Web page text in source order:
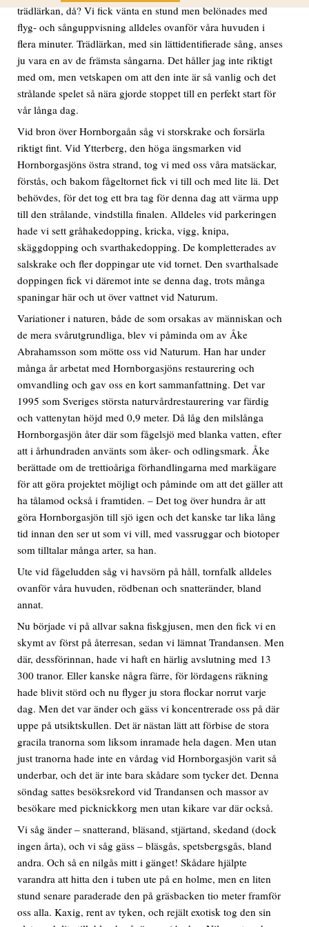
trädlärkan, då? Vi fick vänta en stund men belönades med
flyg- och sånguppvisning alldeles ovanför våra huvuden i
flera minuter. Trädlärkan, med sin lättidentifierade sång, anses
ju vara en av de främsta sångarna. Det håller jag inte riktigt
med om, men vetskapen om att den inte är så vanlig och det
strålande spelet så nära gjorde stoppet till en perfekt start för
vår långa dag.
Vid bron över Hornborgaån såg vi storskrake och forsärla
riktigt fint. Vid Ytterberg, den höga ängsmarken vid
Hornborgasjöns östra strand, tog vi med oss våra matsäckar,
förstås, och bakom fågeltornet fick vi till och med lite lä. Det
behövdes, för det tog ett bra tag för denna dag att värma upp
till den strålande, vindstilla finalen. Alldeles vid parkeringen
hade vi sett gråhakedopping, kricka, vigg, knipa,
skäggdopping och svarthakedopping. De kompletterades av
salskrake och fler doppingar ute vid tornet. Den svarthalsade
doppingen fick vi däremot inte se denna dag, trots många
spaningar här och ut över vattnet vid Naturum.
Variationer i naturen, både de som orsakas av människan och
de mera svårutgrundliga, blev vi påminda om av Åke
Abrahamsson som mötte oss vid Naturum. Han har under
många år arbetat med Hornborgasjöns restaurering och
omvandling och gav oss en kort sammanfattning. Det var
1995 som Sveriges största naturvårdrestaurering var färdig
och vattenytan höjd med 0,9 meter. Då låg den milslånga
Hornborgasjön åter där som fågelsjö med blanka vatten, efter
att i århundraden använts som åker- och odlingsmark. Åke
berättade om de trettioåriga förhandlingarna med markägare
för att göra projektet möjligt och påminde om att det gäller att
ha tålamod också i framtiden. – Det tog över hundra år att
göra Hornborgasjön till sjö igen och det kanske tar lika lång
tid innan den ser ut som vi vill, med vassruggar och biotoper
som tilltalar många arter, sa han.
Ute vid fågeludden såg vi havsörn på håll, tornfalk alldeles
ovanför våra huvuden, rödbenan och snatteränder, bland
annat.
Nu började vi på allvar sakna fiskgjusen, men den fick vi en
skymt av först på återresan, sedan vi lämnat Trandansen. Men
där, dessförinnan, hade vi haft en härlig avslutning med 13
300 tranor. Eller kanske några färre, för lördagens räkning
hade blivit störd och nu flyger ju stora flockar norrut varje
dag. Men det var änder och gäss vi koncentrerade oss på där
uppe på utsiktskullen. Det är nästan lätt att förbise de stora
gracila tranorna som liksom inramade hela dagen. Men utan
just tranorna hade inte en vårdag vid Hornborgasjön varit så
underbar, och det är inte bara skådare som tycker det. Denna
söndag sattes besöksrekord vid Trandansen och massor av
besökare med picknickkorg men utan kikare var där också.
Vi såg änder – snatterand, bläsand, stjärtand, skedand (dock
ingen årta), och vi såg gäss – bläsgås, spetsbergsgås, bland
andra. Och så en nilgås mitt i gänget! Skådare hjälpte
varandra att hitta den i tuben ute på en holme, men en liten
stund senare paraderade den på gräsbacken tio meter framför
oss alla. Kaxig, rent av tyken, och rejält exotisk tog den sin